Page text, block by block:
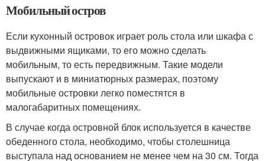
Мобильный остров
Если кухонный островок играет роль стола или шкафа с
выдвижными ящиками, то его можно сделать
мобильным, то есть передвижным. Такие модели
выпускают и в миниатюрных размерах, поэтому
мобильные островки легко поместятся в
малогабаритных помещениях.
В случае когда островной блок используется в качестве
обеденного стола, необходимо, чтобы столешница
выступала над основанием не менее чем на 30 см. Тогда